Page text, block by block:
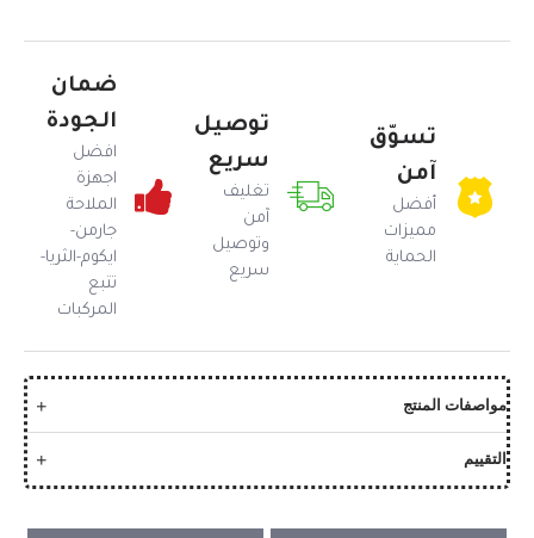
تسوّق
آمن
أفضل
مميزات
الحماية
توصيل
سريع
تغليف
آمن
وتوصيل
سريع
ضمان
الجودة
افضل
اجهزة
الملاحة
جارمن-
ايكوم-الثريا-
تتبع
المركبات
مواصفات المنتج
التقييم